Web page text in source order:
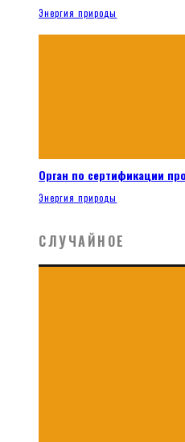
Энергия природы
Орган по сертификации
Энергия природы
СЛУЧАЙНОЕ